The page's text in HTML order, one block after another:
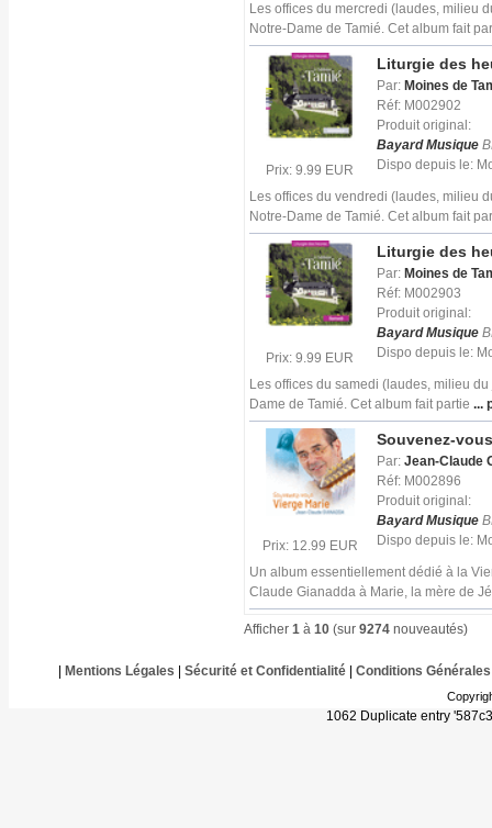
Les offices du mercredi (laudes, milieu
Notre-Dame de Tamié. Cet album fait
Prix: 9.99 EUR
Liturgie des
Par: Moines de
Réf: M002902
Produit original:
Bayard Musique
Dispo depuis le:
Les offices du vendredi (laudes, milieu
Notre-Dame de Tamié. Cet album fait
Prix: 9.99 EUR
Liturgie des
Par: Moines de
Réf: M002903
Produit original:
Bayard Musique
Dispo depuis le:
Les offices du samedi (laudes, milieu
Dame de Tamié. Cet album fait partie ...
Prix: 12.99 EUR
Souvenez-
Par: Jean-Claude
Réf: M002896
Produit original:
Bayard Musique
Dispo depuis le:
Un album essentiellement dédié à la
Claude Gianadda à Marie, la mère de
Afficher 1 à 10 (sur 9274 nouveautés)
Mentions Légales Sécurité et Confidentialité| Conditions Générales
1062 Duplicate entry